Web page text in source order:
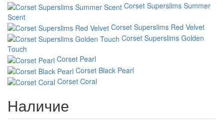
Corset Superslims Summer
Scent
Corset Superslims Red Velvet
Corset Superslims Golden
Touch
Corset Pearl
Corset Black Pearl
Corset Coral
Наличие